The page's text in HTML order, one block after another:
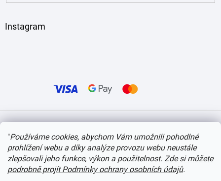
"Používáme cookies, abychom Vám umožnili pohodlné
prohlížení webu a díky analýze provozu webu neustále
zlepšovali jeho funkce, výkon a použitelnost. Zde si můžete
podrobně projít Podmínky ochrany osobních údajů.
Instagram
Copyright 2026itvlaky.cz . Všechna práva vyhrazena. Upravit nastavení cookies